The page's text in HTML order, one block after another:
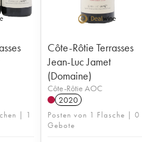
| 1
Côte-Rôtie Terrasses
Jean-Luc Jamet
(Domaine)
Côte-Rôtie AOC
2020
Posten von 1 Flasche | 0
Gebote